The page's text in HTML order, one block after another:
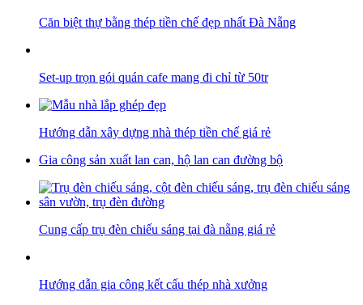
Căn biệt thự bằng thép tiền chế đẹp nhất Đà Nẵng
Set-up trọn gói quán cafe mang đi chỉ từ 50tr
Hướng dẫn xây dựng nhà thép tiền chế giá rẻ
Gia công sản xuất lan can, hộ lan can đường bộ
Cung cấp trụ đèn chiếu sáng tại đà nẵng giá rẻ
Hướng dẫn gia công kết cấu thép nhà xưởng